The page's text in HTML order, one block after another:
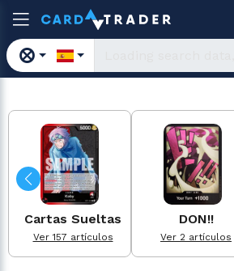
Cartas Sueltas
Ver 157 artículos
DON!!
Ver 2 artículos